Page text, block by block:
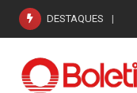
Skip
content
DESTAQUES